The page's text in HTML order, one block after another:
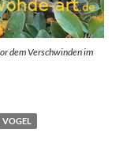
dem Verschwinden im
VOGEL